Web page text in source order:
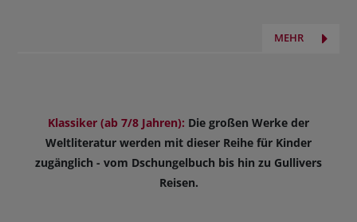
MEHR
Klassiker (ab 7/8 Jahren): Die großen Werke der
Weltliteratur werden mit dieser Reihe für Kinder
zugänglich - vom Dschungelbuch bis hin zu Gullivers
Reisen.